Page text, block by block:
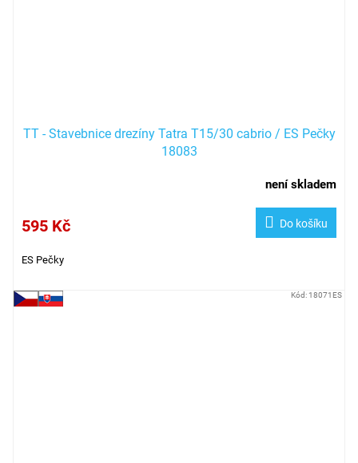
TT - Stavebnice drezíny Tatra T15/30 cabrio / ES Pečky
18083
není skladem
595 Kč Do košíku
ES Pečky
Kód: 18071ES